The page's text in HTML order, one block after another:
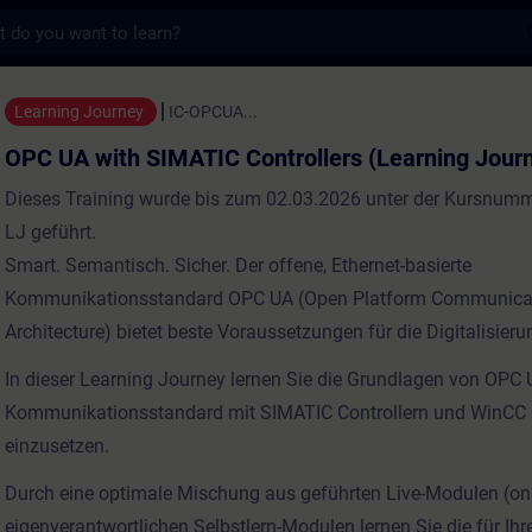
Controllers (Learning Journey)
Learning Journey IC-OPCUA...
OPC UA with SIMATIC Controllers (Learning
Dieses Training wurde bis zum 02.03.2026 unter der
LJ geführt.
Smart. Semantisch. Sicher. Der offene, Ethernet-basierte
Kommunikationsstandard OPC UA (Open Platform
Architecture) bietet beste Voraussetzungen für die
In dieser Learning Journey lernen Sie die Grundlagen von OPC
Kommunikationsstandard mit SIMATIC Controllern und WinCC
einzusetzen.
Durch eine optimale Mischung aus geführten Live-Modulen
eigenverantwortlichen Selbstlern-Modulen lernen Sie die für